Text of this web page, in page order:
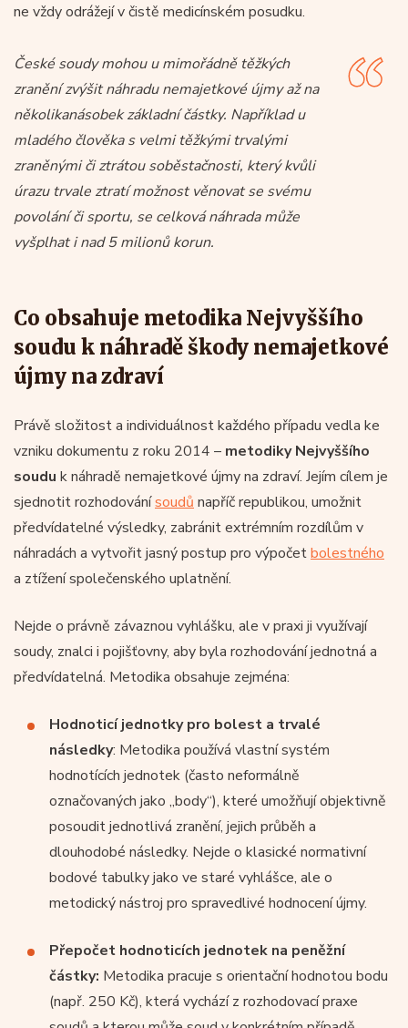
ne vždy odrážejí v čistě medicínském posudku.
České soudy mohou u mimořádně těžkých
zranění zvýšit náhradu nemajetkové újmy až na
několikanásobek základní částky. Například u
mladého člověka s velmi těžkými trvalými
zraněnými či ztrátou soběstačnosti, který kvůli
úrazu trvale ztratí možnost věnovat se svému
povolání či sportu, se celková náhrada může
vyšplhat i nad 5 milionů korun.
Co obsahuje metodika Nejvyššího
soudu k náhradě škody nemajetkové
újmy na zdraví
Právě složitost a individuálnost každého případu vedla ke
vzniku dokumentu z roku 2014 – metodiky Nejvyššího
soudu k náhradě nemajetkové újmy na zdraví. Jejím cílem je
sjednotit rozhodovánísoudů napříč republikou, umožnit
předvídatelné výsledky, zabránit extrémním rozdílům v
náhradách a vytvořit jasný postup pro výpočetbolestného
a ztížení společenského uplatnění.
Nejde o právně závaznou vyhlášku, ale v praxi ji využívají
soudy, znalci i pojišťovny, aby byla rozhodování jednotná a
předvídatelná. Metodika obsahuje zejména:
Hodnoticí jednotky pro bolest a trvalé
následky: Metodika používá vlastní systém
hodnotících jednotek (často neformálně
označovaných jako „body“), které umožňují objektivně
posoudit jednotlivá zranění, jejich průběh a
dlouhodobé následky. Nejde o klasické normativní
bodové tabulky jako ve staré vyhlášce, ale o
metodický nástroj pro spravedlivé hodnocení újmy.
Přepočet hodnoticích jednotek na peněžní
částky: Metodika pracuje s orientační hodnotou bodu
(např. 250 Kč), která vychází z rozhodovací praxe